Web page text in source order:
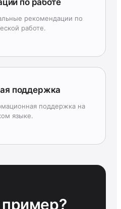
по работе
рекомендации по
работе.
поддержка
поддержка на
языке.